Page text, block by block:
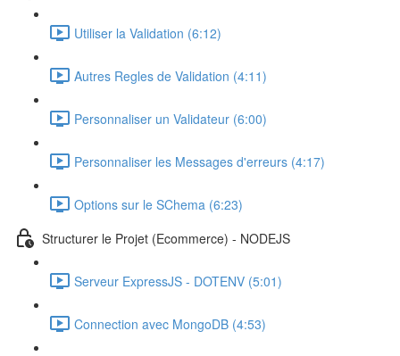
Utiliser la Validation (6:12)
Autres Regles de Validation (4:11)
Personnaliser un Validateur (6:00)
Personnaliser les Messages d'erreurs (4:17)
Options sur le SChema (6:23)
Structurer le Projet (Ecommerce) - NODEJS
Serveur ExpressJS - DOTENV (5:01)
Connection avec MongoDB (4:53)